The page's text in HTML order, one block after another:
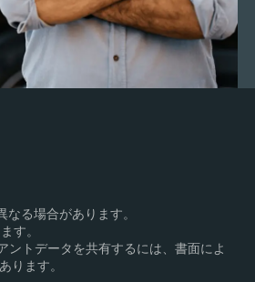
る場合があります。
す。
トデータを共有するには、書面によ
ります。